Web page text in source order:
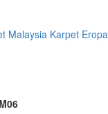
Malaysia Karpet Eropa